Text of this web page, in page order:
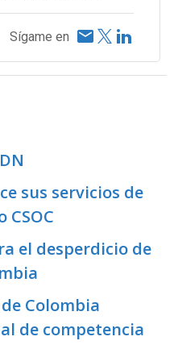
Sígame en
sus servicios de
el desperdicio de
Colombia
de competencia